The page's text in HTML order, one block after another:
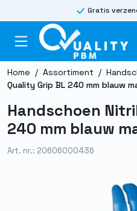
Gratis
Home / Assortiment /
Quality Grip BL 240 mm blauw
Handschoen
240 mm blauw
Art. nr.: 20606000436